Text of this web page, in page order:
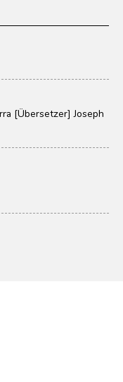
[Übersetzer] Joseph